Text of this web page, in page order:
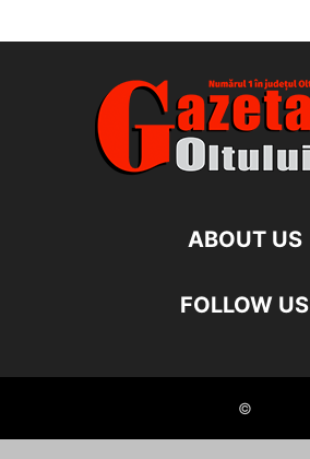
ABOUT US
FOLLOW US
©